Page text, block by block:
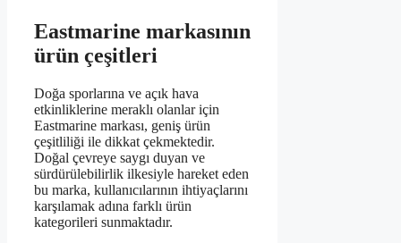
Eastmarine markasının
ürün çeşitleri
Doğa sporlarına ve açık hava
etkinliklerine meraklı olanlar için
Eastmarine markası, geniş ürün
çeşitliliği ile dikkat çekmektedir.
Doğal çevreye saygı duyan ve
sürdürülebilirlik ilkesiyle hareket eden
bu marka, kullanıcılarının ihtiyaçlarını
karşılamak adına farklı ürün
kategorileri sunmaktadır.